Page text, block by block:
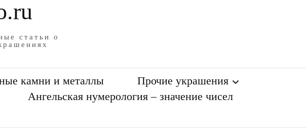
статьи о
камни и металлы Прочие украшения
Ангельская нумерология – значение чисел